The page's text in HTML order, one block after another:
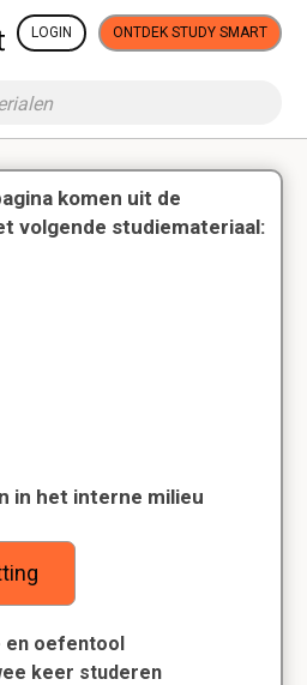
LOGIN ONTDEK STUDY SMART
komen uit de
volgende studiemateriaal:
in het interne milieu
en oefentool
keer studeren